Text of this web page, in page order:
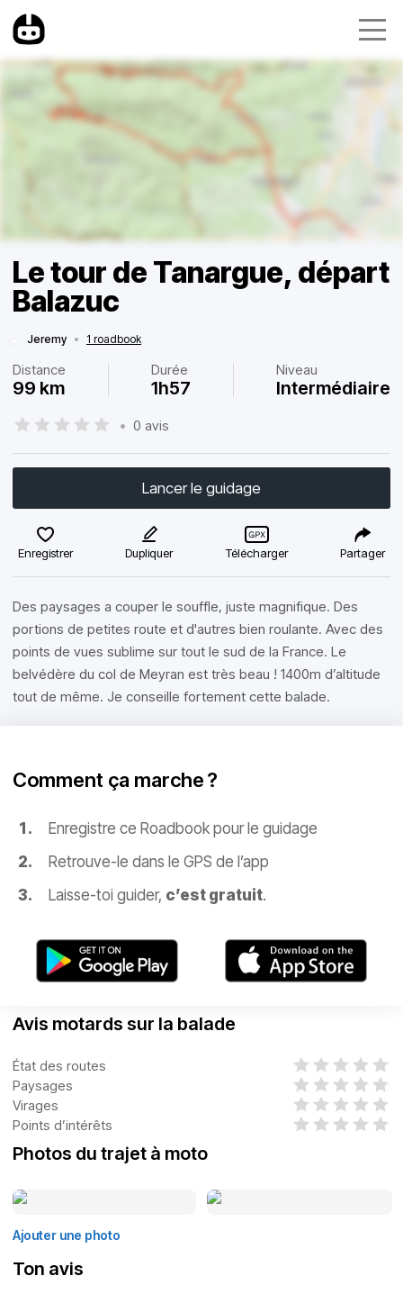
Le tour de Tanargue, départ
Balazuc
Jeremy • 1 roadbook
Distance
99 km
Durée
1h57
Niveau
Intermédiaire
• 0 avis
Lancer le guidage
Enregistrer Dupliquer Télécharger Partager
Des paysages a couper le souffle, juste magnifique. Des
portions de petites route et d'autres bien roulante. Avec des
points de vues sublime sur tout le sud de la France. Le
belvédère du col de Meyran est très beau ! 1400m d’altitude
tout de même. Je conseille fortement cette balade.
Comment ça marche ?
Enregistre ce Roadbook pour le guidage
Retrouve-le dans le GPS de l’app
Laisse-toi guider, c’est gratuit.
Avis motards sur la balade
État des routes
Paysages
Virages
Points d’intérêts
Photos du trajet à moto
Ajouter une photo
Ton avis